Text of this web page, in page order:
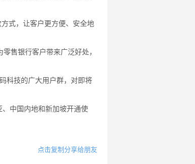
式，让客户更方便、安全地
售银行客户带来广泛好处，
科技的广大用户群，对即将
中国内地和新加坡开通使
点击复制分享给朋友